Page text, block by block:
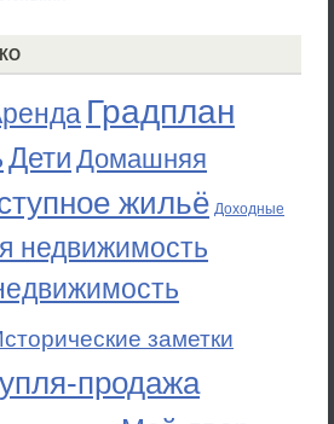
Градплан
Дети Домашняя
жильё Доходные
недвижимость
заметки
продажа